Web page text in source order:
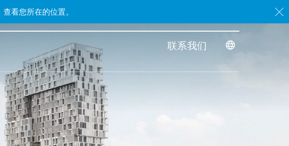
联系我们
Toggle
查看您所在的位置。